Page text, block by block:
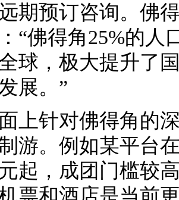
期预订咨询。佛
“佛得角25%的人
球，极大提升了
展。”
上针对佛得角的
游。例如某平台
起，成团门槛较
票和酒店是当前